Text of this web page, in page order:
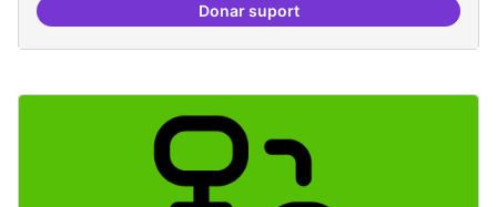
Donar suport Comunitat